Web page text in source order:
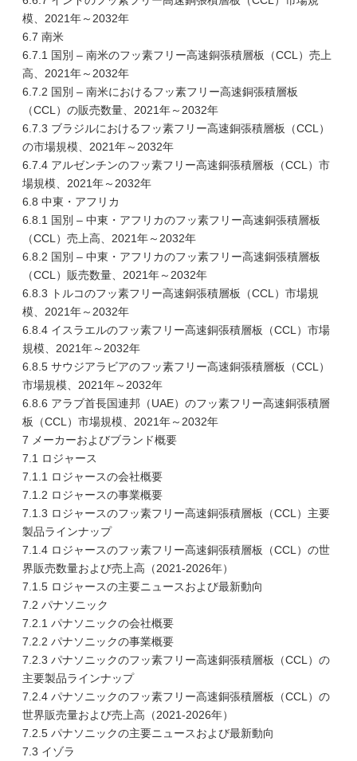
模、2021年～2032年
6.7 南米
6.7.1 国別 – 南米のフッ素フリー高速銅張積層板（CCL）売上
高、2021年～2032年
6.7.2 国別 – 南米におけるフッ素フリー高速銅張積層板
（CCL）の販売数量、2021年～2032年
6.7.3 ブラジルにおけるフッ素フリー高速銅張積層板（CCL）
の市場規模、2021年～2032年
6.7.4 アルゼンチンのフッ素フリー高速銅張積層板（CCL）市
場規模、2021年～2032年
6.8 中東・アフリカ
6.8.1 国別 – 中東・アフリカのフッ素フリー高速銅張積層板
（CCL）売上高、2021年～2032年
6.8.2 国別 – 中東・アフリカのフッ素フリー高速銅張積層板
（CCL）販売数量、2021年～2032年
6.8.3 トルコのフッ素フリー高速銅張積層板（CCL）市場規
模、2021年～2032年
6.8.4 イスラエルのフッ素フリー高速銅張積層板（CCL）市場
規模、2021年～2032年
6.8.5 サウジアラビアのフッ素フリー高速銅張積層板（CCL）
市場規模、2021年～2032年
6.8.6 アラブ首長国連邦（UAE）のフッ素フリー高速銅張積層
板（CCL）市場規模、2021年～2032年
7 メーカーおよびブランド概要
7.1 ロジャース
7.1.1 ロジャースの会社概要
7.1.2 ロジャースの事業概要
7.1.3 ロジャースのフッ素フリー高速銅張積層板（CCL）主要
製品ラインナップ
7.1.4 ロジャースのフッ素フリー高速銅張積層板（CCL）の世
界販売数量および売上高（2021-2026年）
7.1.5 ロジャースの主要ニュースおよび最新動向
7.2 パナソニック
7.2.1 パナソニックの会社概要
7.2.2 パナソニックの事業概要
7.2.3 パナソニックのフッ素フリー高速銅張積層板（CCL）の
主要製品ラインナップ
7.2.4 パナソニックのフッ素フリー高速銅張積層板（CCL）の
世界販売量および売上高（2021-2026年）
7.2.5 パナソニックの主要ニュースおよび最新動向
7.3 イゾラ